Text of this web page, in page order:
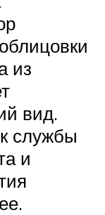
из
вид.
службы
и